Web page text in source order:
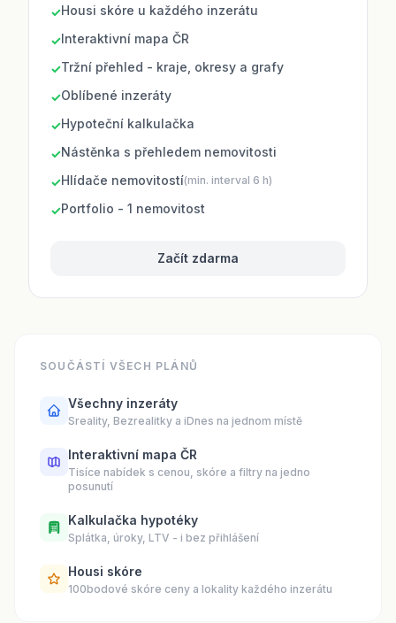
✓Housi skóre u každého inzerátu
✓Interaktivní mapa ČR
✓Tržní přehled - kraje, okresy a grafy
✓Oblíbené inzeráty
✓Hypoteční kalkulačka
✓Nástěnka s přehledem nemovitosti
✓Hlídače nemovitostí(min. interval 6 h)
✓Portfolio - 1 nemovitost
Začít zdarma
SOUČÁSTÍ VŠECH PLÁNŮ
Všechny inzeráty
Sreality, Bezrealitky a iDnes na jednom místě
Interaktivní mapa ČR
Tisíce nabídek s cenou, skóre a filtry na jedno
posunutí
Kalkulačka hypotéky
Splátka, úroky, LTV - i bez přihlášení
Housi skóre
100bodové skóre ceny a lokality každého inzerátu